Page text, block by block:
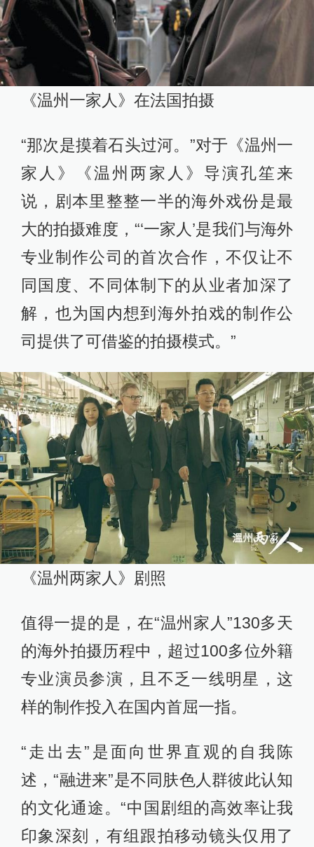
《温州一家人》在法国拍摄
“那次是摸着石头过河。”对于《温州一
家人》《温州两家人》导演孔笙来
说，剧本里整整一半的海外戏份是最
大的拍摄难度，“‘一家人’是我们与海外
专业制作公司的首次合作，不仅让不
同国度、不同体制下的从业者加深了
解，也为国内想到海外拍戏的制作公
司提供了可借鉴的拍摄模式。”
《温州两家人》剧照
值得一提的是，在“温州家人”130多天
的海外拍摄历程中，超过100多位外籍
专业演员参演，且不乏一线明星，这
样的制作投入在国内首屈一指。
“走出去”是面向世界直观的自我陈
述，“融进来”是不同肤色人群彼此认知
的文化通途。“中国剧组的高效率让我
印象深刻，有组跟拍移动镜头仅用了